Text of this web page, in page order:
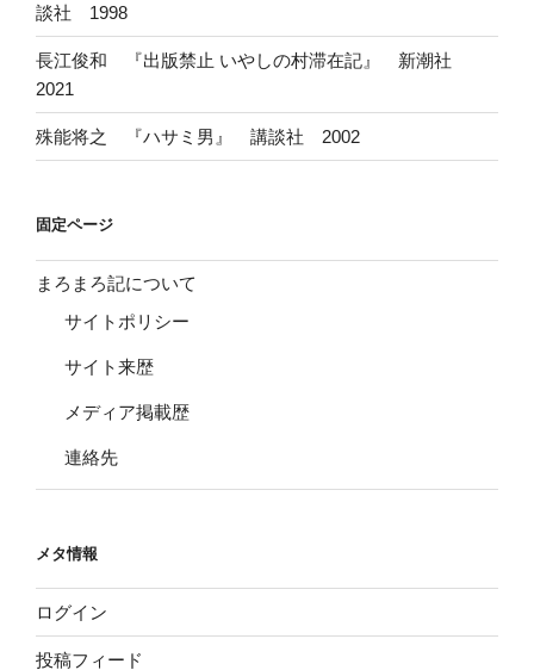
談社 1998
長江俊和 『出版禁止 いやしの村滞在記』 新潮社
2021
殊能将之 『ハサミ男』 講談社 2002
固定ページ
まろまろ記について
サイトポリシー
サイト来歴
メディア掲載歴
連絡先
メタ情報
ログイン
投稿フィード